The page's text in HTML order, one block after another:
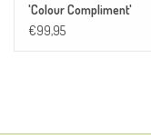
'Colour Compliment'
€99,95